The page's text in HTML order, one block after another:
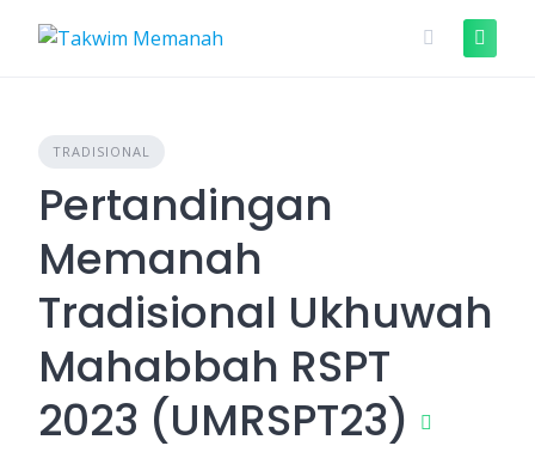
TRADISIONAL
Pertandingan
Memanah
Tradisional Ukhuwah
Mahabbah RSPT
2023 (UMRSPT23)